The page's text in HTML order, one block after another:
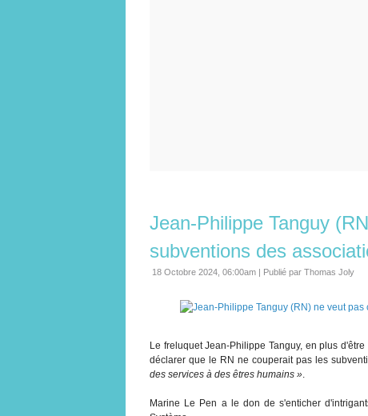
Jean-Philippe Tanguy
subventions des
18 Octobre 2024, 06:00am | Publié par Thomas Joly
Le freluquet Jean-Philippe Tanguy, en plus
déclarer que le RN ne couperait pas les
des services à des êtres humains ».
Marine Le Pen a le don de s'enticher